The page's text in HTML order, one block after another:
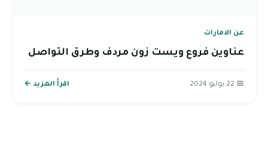
عن الامارات
عناوين فروع ويست زون مردف وطرق التواصل
📅 22 يوليو 2024 اقرأ المزيد ←